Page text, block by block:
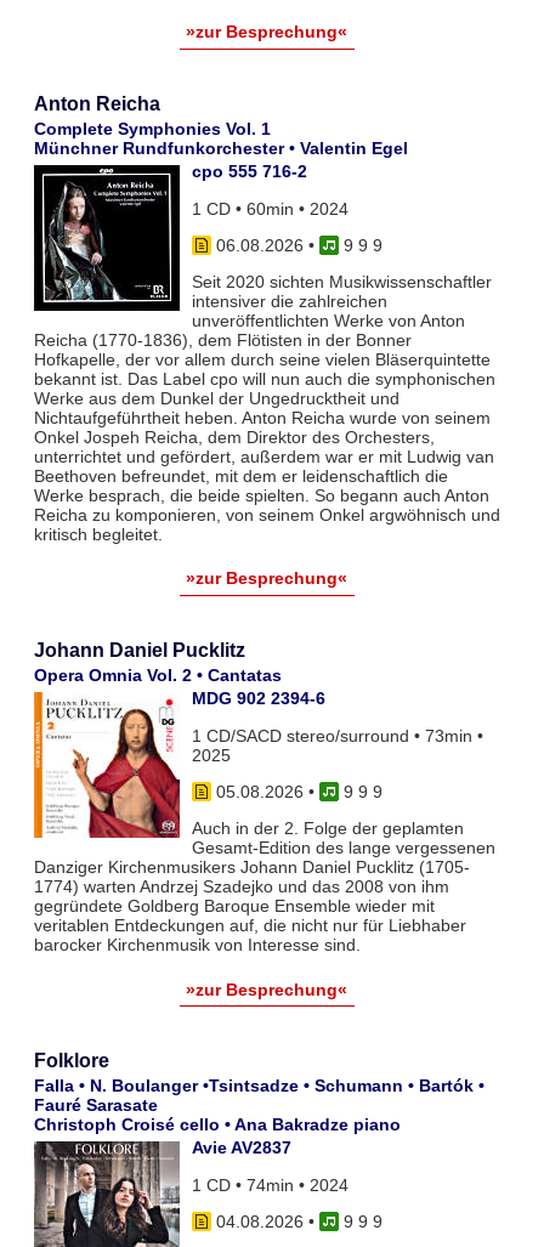
»zur Besprechung«
Anton Reicha
Complete Symphonies Vol. 1
Münchner Rundfunkorchester • Valentin Egel
cpo 555 716-2
1 CD • 60min • 2024
06.08.2026 •
9 9 9
Seit 2020 sichten Musikwissenschaftler
intensiver die zahlreichen
unveröffentlichten Werke von Anton
Reicha (1770-1836), dem Flötisten in der Bonner
Hofkapelle, der vor allem durch seine vielen Bläserquintette
bekannt ist. Das Label cpo will nun auch die symphonischen
Werke aus dem Dunkel der Ungedrucktheit und
Nichtaufgeführtheit heben. Anton Reicha wurde von seinem
Onkel Jospeh Reicha, dem Direktor des Orchesters,
unterrichtet und gefördert, außerdem war er mit Ludwig van
Beethoven befreundet, mit dem er leidenschaftlich die
Werke besprach, die beide spielten. So begann auch Anton
Reicha zu komponieren, von seinem Onkel argwöhnisch und
kritisch begleitet.
»zur Besprechung«
Johann Daniel Pucklitz
Opera Omnia Vol. 2 • Cantatas
MDG 902 2394-6
1 CD/SACD stereo/surround • 73min •
2025
05.08.2026 •
9 9 9
Auch in der 2. Folge der geplamten
Gesamt-Edition des lange vergessenen
Danziger Kirchenmusikers Johann Daniel Pucklitz (1705-
1774) warten Andrzej Szadejko und das 2008 von ihm
gegründete Goldberg Baroque Ensemble wieder mit
veritablen Entdeckungen auf, die nicht nur für Liebhaber
barocker Kirchenmusik von Interesse sind.
»zur Besprechung«
Folklore
Falla • N. Boulanger •Tsintsadze • Schumann • Bartók •
Fauré Sarasate
Christoph Croisé cello • Ana Bakradze piano
Avie AV2837
1 CD • 74min • 2024
04.08.2026 •
9 9 9